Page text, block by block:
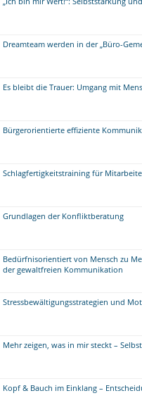
Dreamteam werden in der „Büro-
Es bleibt die Trauer: Umgang mit
Bürgerorientierte effiziente
Schlagfertigkeitstraining für
Grundlagen der Konfliktberatung
Bedürfnisorientiert von Mensch zu
der gewaltfreien Kommunikation
Stressbewältigungsstrategien und
Mehr zeigen, was in mir steckt –
Kopf & Bauch im Einklang –